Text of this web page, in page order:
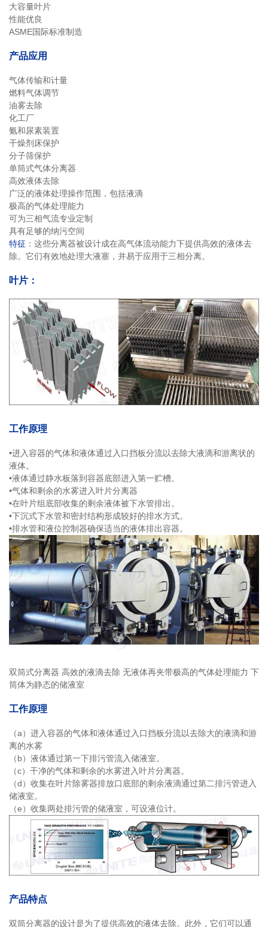
大容量叶片
性能优良
ASME国际标准制造
产品应用
气体传输和计量
燃料气体调节
油雾去除
化工厂
氨和尿素装置
干燥剂床保护
分子筛保护
单筒式气体分离器
高效液体去除
广泛的液体处理操作范围，包括液滴
极高的气体处理能力
可为三相气流专业定制
具有足够的纳污空间
特征 ：这些分离器被设计成在高气体流动能力下提供高效的液体去
除。它们有效地处理大液塞，并易于应用于三相分离。
叶片：
工作原理
•进入容器的气体和液体通过入口挡板分流以去除大液滴和游离状的
液体。
•液体通过静水板落到容器底部进入第一贮槽。
•气体和剩余的水雾进入叶片分离器
•在叶片组底部收集的剩余液体被下水管排出。
•下沉式下水管和密封结构形成较好的排水方式。
•排水管和液位控制器确保适当的液体排出容器。
双筒式分离器 高效的液滴去除 无液体再夹带极高的气体处理能力 下
筒体为静态的储液室
工作原理
（a）进入容器的气体和液体通过入口挡板分流以去除大的液滴和游
离的水雾
（b）液体通过第一下排污管流入储液室。
（c）干净的气体和剩余的水雾进入叶片分离器。
（d）收集在叶片除雾器排放口底部的剩余液滴通过第二排污管进入
储液室。
（e）收集两处排污管的储液室，可设液位计。
产品特点
双筒分离器的设计是为了提供高效的液体去除。此外，它们可以通